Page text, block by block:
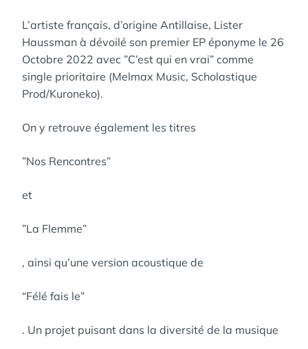
L’artiste français, d’origine Antillaise, Lister
Haussman à dévoilé son premier EP éponyme le 26
Octobre 2022 avec ”C’est qui en vrai” comme
single prioritaire (Melmax Music, Scholastique
Prod/Kuroneko).
On y retrouve également les titres
”Nos Rencontres”
et
”La Flemme”
, ainsi qu’une version acoustique de
“Félé fais le”
. Un projet puisant dans la diversité de la musique